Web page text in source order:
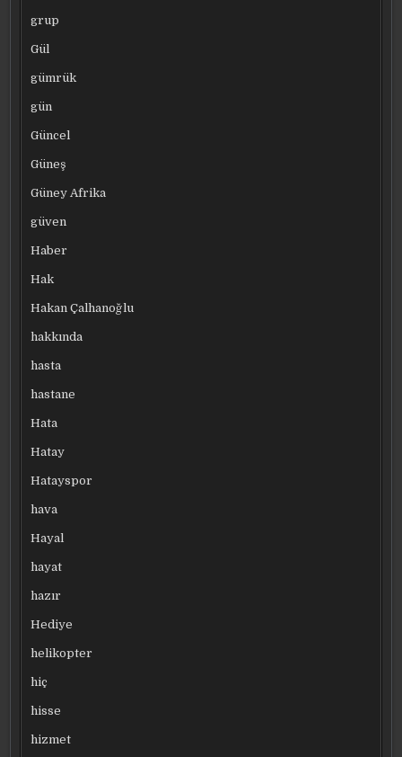
grup
Gül
gümrük
gün
Güncel
Güneş
Güney Afrika
güven
Haber
Hak
Hakan Çalhanoğlu
hakkında
hasta
hastane
Hata
Hatay
Hatayspor
hava
Hayal
hayat
hazır
Hediye
helikopter
hiç
hisse
hizmet